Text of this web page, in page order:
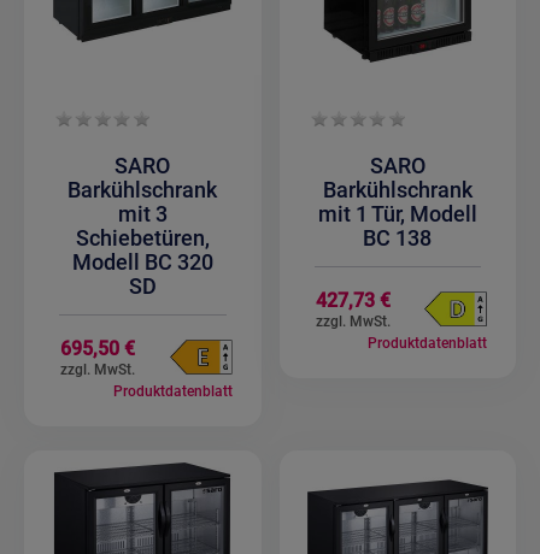
SARO
Barkühlschrank
mit 3
Schiebetüren,
Modell BC 320
SD
695,50 €
Produktdatenblatt
SARO
Barkühlschrank
mit 1 Tür, Modell
BC 138
427,73 €
Produktdatenblatt